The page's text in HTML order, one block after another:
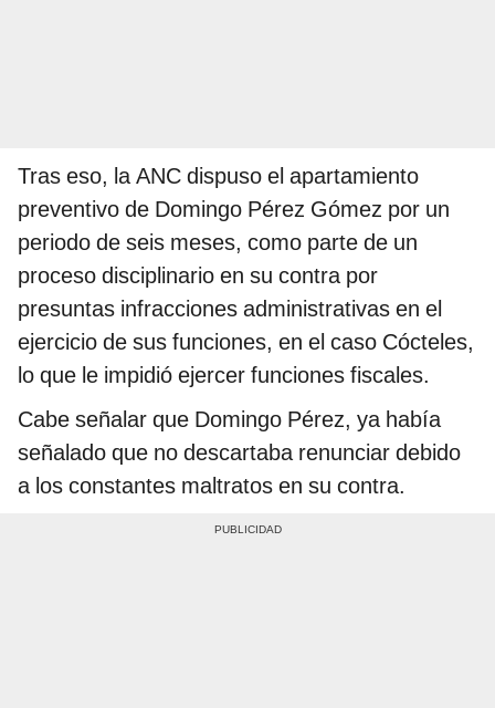
Tras eso, la ANC dispuso el apartamiento
preventivo de Domingo Pérez Gómez por un
periodo de seis meses, como parte de un
proceso disciplinario en su contra por
presuntas infracciones administrativas en el
ejercicio de sus funciones, en el caso Cócteles,
lo que le impidió ejercer funciones fiscales.
Cabe señalar que Domingo Pérez, ya había
señalado que no descartaba renunciar debido
a los constantes maltratos en su contra.